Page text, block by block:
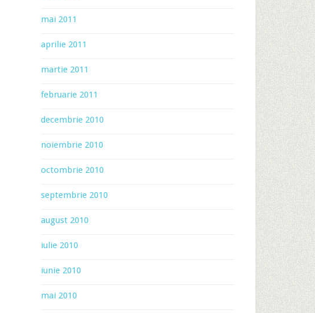
mai 2011
aprilie 2011
martie 2011
februarie 2011
decembrie 2010
noiembrie 2010
octombrie 2010
septembrie 2010
august 2010
iulie 2010
iunie 2010
mai 2010